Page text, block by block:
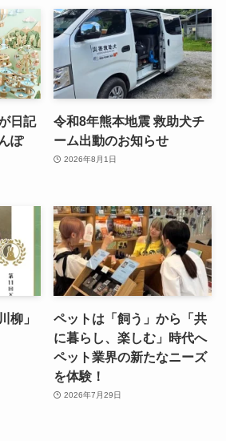
日記
ぽ
令和8年熊本地震 救助犬チ
ーム出動のお知らせ
2026年8月1日
柳」
ペットは「飼う」から「共
に暮らし、楽しむ」時代へ
ペット業界の新たなニーズ
を体験！
2026年7月29日